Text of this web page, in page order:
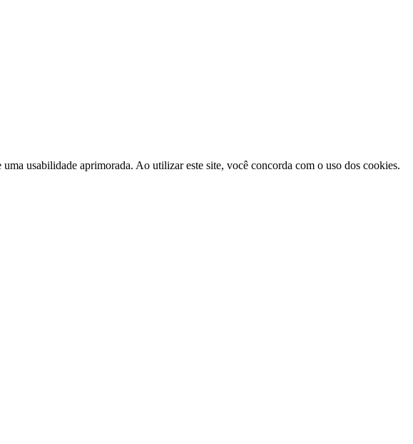
usabilidade aprimorada. Ao utilizar este site, você concorda com o uso dos cookies.